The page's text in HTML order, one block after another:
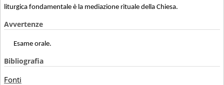
liturgica fondamentale è la mediazione rituale della Chiesa.
Avvertenze
Esame orale.
Bibliografia
Fonti